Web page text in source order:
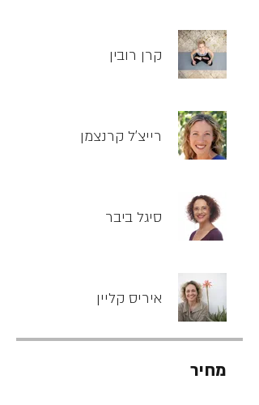
קרן רובין
רייצ'ל קרנצמן
סיגל ביבר
איריס קליין
מחיר